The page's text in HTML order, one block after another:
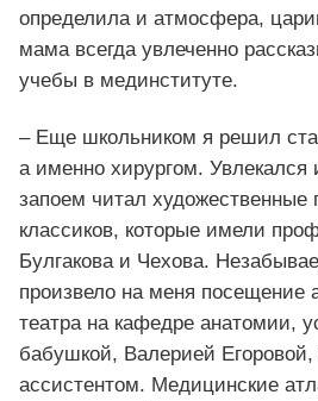
определила и атмосфера,
мама всегда увлеченно
учебы в мединституте.
– Еще школьником я решил
а именно хирургом.
запоем читал художественные
классиков, которые имели
Булгакова и Чехова.
произвело на меня посещение
театра на кафедре анатомии,
бабушкой, Валерией
ассистентом. Медицинские